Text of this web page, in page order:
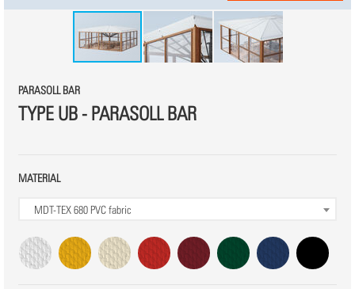
PARASOLL BAR
TYPE UB - PARASOLL BAR
MATERIAL
MDT-TEX 680 PVC fabric